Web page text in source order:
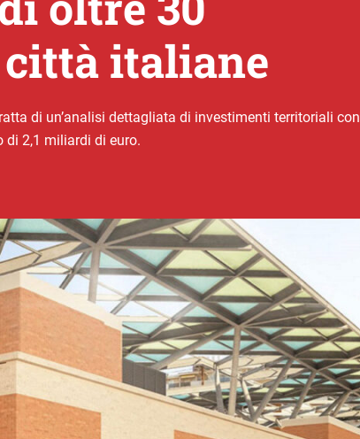
italiane
di un’analisi dettagliata di investimenti territoriali con
di 2,1 miliardi di euro.